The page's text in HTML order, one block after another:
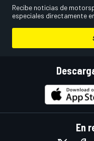
Recibe noticias de
especiales directamente
En